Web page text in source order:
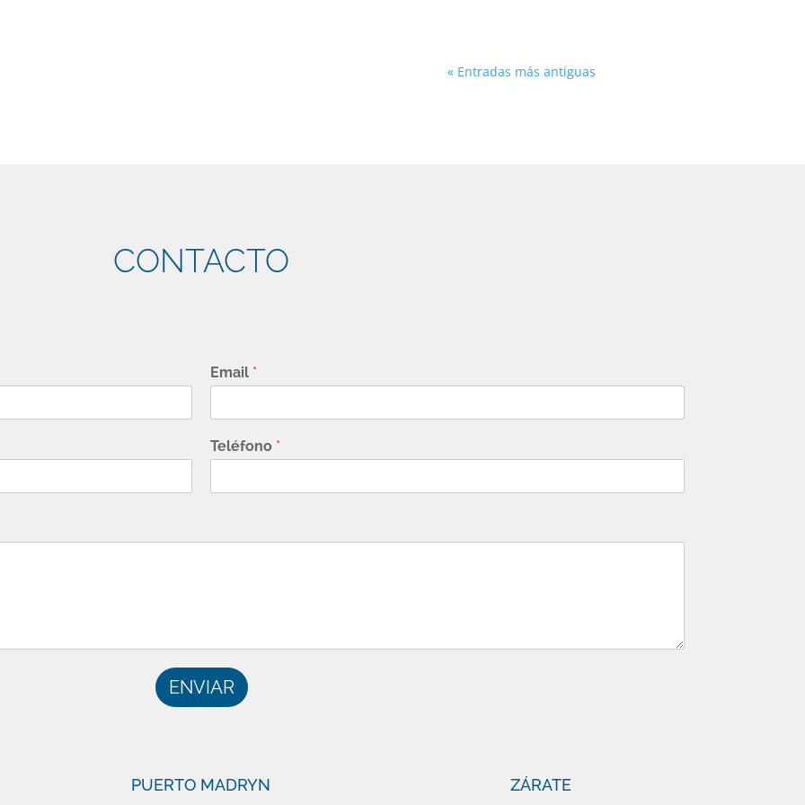
« Entradas más antiguas
CONTACTO
Email *
Teléfono *
ENVIAR
PUERTO MADRYN ZÁRATE